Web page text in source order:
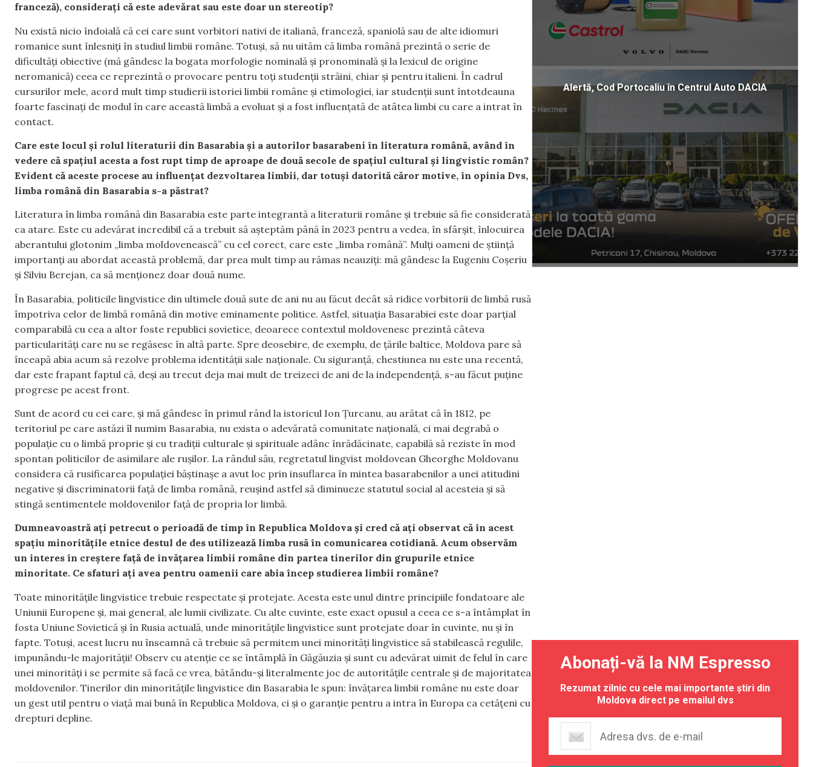
franceză), considerați că este adevărat sau este doar un stereotip?
Nu există nicio îndoială că cei care sunt vorbitori nativi de italiană, franceză, spaniolă sau de alte idiomuri
romanice sunt înlesniți în studiul limbii române. Totuși, să nu uităm că limba română prezintă o serie de
dificultăți obiective (mă gândesc la bogata morfologie nominală și pronominală și la lexicul de origine
neromanică) ceea ce reprezintă o provocare pentru toți studenții străini, chiar și pentru italieni. În cadrul
cursurilor mele, acord mult timp studierii istoriei limbii române și etimologiei, iar studenții sunt întotdeauna
foarte fascinați de modul în care această limbă a evoluat și a fost influențată de atâtea limbi cu care a intrat în
contact.
Care este locul și rolul literaturii din Basarabia și a autorilor basarabeni în literatura română, având în
vedere că spațiul acesta a fost rupt timp de aproape de două secole de spațiul cultural și lingvistic român?
Evident că aceste procese au influențat dezvoltarea limbii, dar totuși datorită căror motive, în opinia Dvs,
limba română din Basarabia s-a păstrat?
Literatura în limba română din Basarabia este parte integrantă a literaturii române și trebuie să fie considerată
ca atare. Este cu adevărat incredibil că a trebuit să așteptăm până în 2023 pentru a vedea, în sfârșit, înlocuirea
aberantului glotonim „limba moldovenească” cu cel corect, care este „limba română”. Mulți oameni de știință
importanți au abordat această problemă, dar prea mult timp au rămas neauziți: mă gândesc la Eugeniu Coșeriu
și Silviu Berejan, ca să menționez doar două nume.
În Basarabia, politicile lingvistice din ultimele două sute de ani nu au făcut decât să ridice vorbitorii de limbă rusă
împotriva celor de limbă română din motive eminamente politice. Astfel, situația Basarabiei este doar parțial
comparabilă cu cea a altor foste republici sovietice, deoarece contextul moldovenesc prezintă câteva
particularități care nu se regăsesc în altă parte. Spre deosebire, de exemplu, de țările baltice, Moldova pare să
înceapă abia acum să rezolve problema identității sale naționale. Cu siguranță, chestiunea nu este una recentă,
dar este frapant faptul că, deși au trecut deja mai mult de treizeci de ani de la independență, s-au făcut puține
progrese pe acest front.
Sunt de acord cu cei care, și mă gândesc în primul rând la istoricul Ion Țurcanu, au arătat că în 1812, pe
teritoriul pe care astăzi îl numim Basarabia, nu exista o adevărată comunitate națională, ci mai degrabă o
populație cu o limbă proprie și cu tradiții culturale și spirituale adânc înrădăcinate, capabilă să reziste în mod
spontan politicilor de asimilare ale rușilor. La rândul său, regretatul lingvist moldovean Gheorghe Moldovanu
considera că rusificarea populației băștinașe a avut loc prin insuflarea în mintea basarabenilor a unei atitudini
negative și discriminatorii față de limba română, reușind astfel să diminueze statutul social al acesteia și să
stingă sentimentele moldovenilor față de propria lor limbă.
Dumneavoastră ați petrecut o perioadă de timp în Republica Moldova și cred că ați observat că în acest
spațiu minoritățile etnice destul de des utilizează limba rusă în comunicarea cotidiană. Acum observăm
un interes în creștere față de învățarea limbii române din partea tinerilor din grupurile etnice
minoritate. Ce sfaturi ați avea pentru oamenii care abia încep studierea limbii române?
Toate minoritățile lingvistice trebuie respectate și protejate. Acesta este unul dintre principiile fondatoare ale
Uniunii Europene și, mai general, ale lumii civilizate. Cu alte cuvinte, este exact opusul a ceea ce s-a întâmplat în
fosta Uniune Sovietică și în Rusia actuală, unde minoritățile lingvistice sunt protejate doar în cuvinte, nu și în
fapte. Totuși, acest lucru nu înseamnă că trebuie să permitem unei minorități lingvistice să stabilească regulile,
impunându-le majorității! Observ cu atenție ce se întâmplă în Găgăuzia și sunt cu adevărat uimit de felul în care
unei minorități i se permite să facă ce vrea, bătându-și literalmente joc de autoritățile centrale și de majoritatea
moldovenilor. Tinerilor din minoritățile lingvistice din Basarabia le spun: învățarea limbii române nu este doar
un gest util pentru o viață mai bună în Republica Moldova, ci și o garanție pentru a intra în Europa ca cetățeni cu
drepturi depline.
Alertă, Cod Portocaliu în Centrul Auto DACIA
Abonați-vă la NM Espresso
Rezumat zilnic cu cele mai importante știri din
Moldova direct pe emailul dvs